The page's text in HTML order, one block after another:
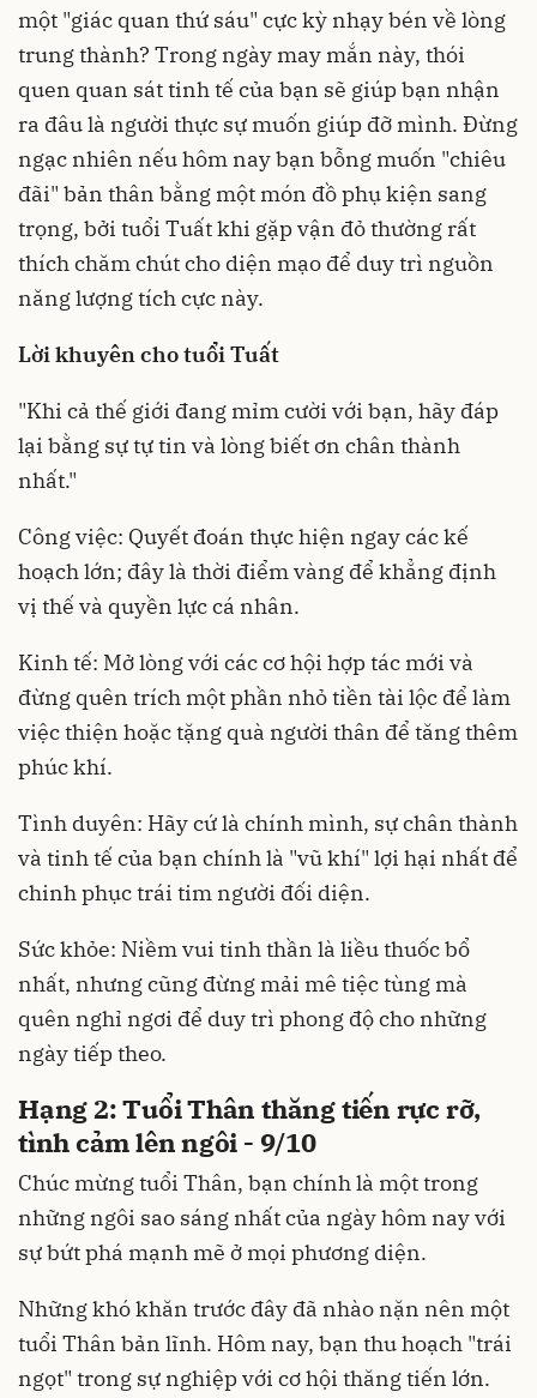
một "giác quan thứ sáu" cực kỳ nhạy bén về lòng
trung thành? Trong ngày may mắn này, thói
quen quan sát tinh tế của bạn sẽ giúp bạn nhận
ra đâu là người thực sự muốn giúp đỡ mình. Đừng
ngạc nhiên nếu hôm nay bạn bỗng muốn "chiêu
đãi" bản thân bằng một món đồ phụ kiện sang
trọng, bởi tuổi Tuất khi gặp vận đỏ thường rất
thích chăm chút cho diện mạo để duy trì nguồn
năng lượng tích cực này.
Lời khuyên cho tuổi Tuất
"Khi cả thế giới đang mỉm cười với bạn, hãy đáp
lại bằng sự tự tin và lòng biết ơn chân thành
nhất."
Công việc: Quyết đoán thực hiện ngay các kế
hoạch lớn; đây là thời điểm vàng để khẳng định
vị thế và quyền lực cá nhân.
Kinh tế: Mở lòng với các cơ hội hợp tác mới và
đừng quên trích một phần nhỏ tiền tài lộc để làm
việc thiện hoặc tặng quà người thân để tăng thêm
phúc khí.
Tình duyên: Hãy cứ là chính mình, sự chân thành
và tinh tế của bạn chính là "vũ khí" lợi hại nhất để
chinh phục trái tim người đối diện.
Sức khỏe: Niềm vui tinh thần là liều thuốc bổ
nhất, nhưng cũng đừng mải mê tiệc tùng mà
quên nghỉ ngơi để duy trì phong độ cho những
ngày tiếp theo.
Hạng 2: Tuổi Thân thăng tiến rực rỡ,
tình cảm lên ngôi - 9/10
Chúc mừng tuổi Thân, bạn chính là một trong
những ngôi sao sáng nhất của ngày hôm nay với
sự bứt phá mạnh mẽ ở mọi phương diện.
Những khó khăn trước đây đã nhào nặn nên một
tuổi Thân bản lĩnh. Hôm nay, bạn thu hoạch "trái
ngọt" trong sự nghiệp với cơ hội thăng tiến lớn.